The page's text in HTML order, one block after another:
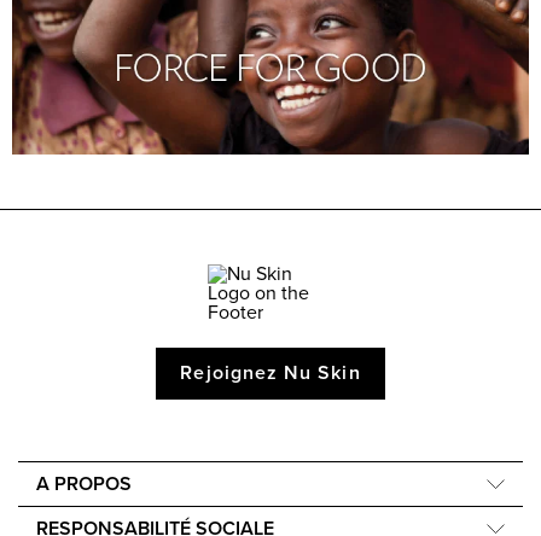
Rejoignez Nu Skin
A PROPOS
RESPONSABILITÉ SOCIALE